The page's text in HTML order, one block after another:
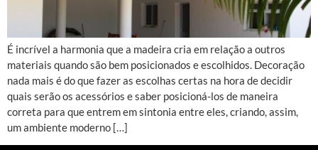
É incrível a harmonia que a madeira cria em relação a outros
materiais quando são bem posicionados e escolhidos. Decoração
nada mais é do que fazer as escolhas certas na hora de decidir
quais serão os acessórios e saber posicioná-los de maneira
correta para que entrem em sintonia entre eles, criando, assim,
um ambiente moderno […]